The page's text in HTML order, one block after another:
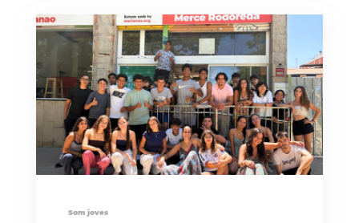
Som joves